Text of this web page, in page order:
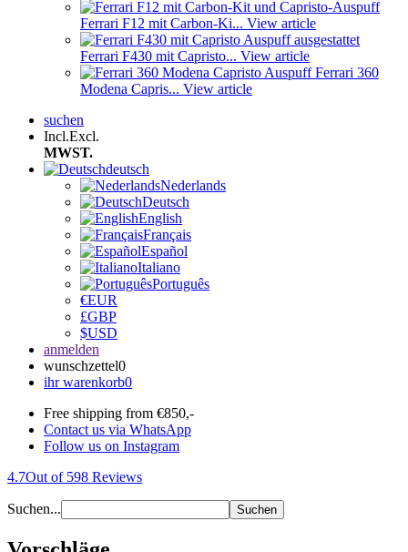
Ferrari F12 mit Carbon-Ki... View article
Ferrari F430 mit Capristo... View article
Ferrari 360
Modena Capris... View article
suchen
Incl.Excl.
MWST.
deutsch
Nederlands
Deutsch
English
Français
Español
Italiano
Português
€EUR
£GBP
$USD
anmelden
wunschzettel0
ihr warenkorb0
Free shipping from €850,-
Contact us via WhatsApp
Follow us on Instagram
4.7Out of 598 Reviews
Suchen... Suchen